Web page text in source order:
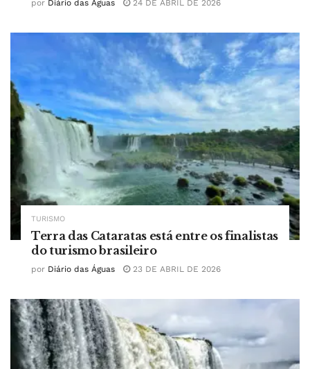
por Diário das Águas 24 DE ABRIL DE 2026
TURISMO
Terra das Cataratas está entre os finalistas
do turismo brasileiro
por Diário das Águas 23 DE ABRIL DE 2026